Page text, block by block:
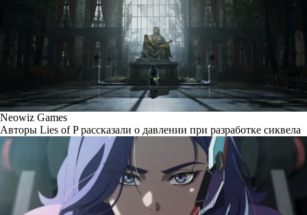
Neowiz Games
Авторы Lies of P рассказали о давлении при разработке сиквела